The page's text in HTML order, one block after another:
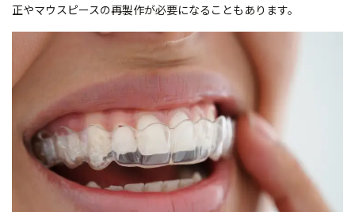
正やマウスピースの再製作が必要になることもあります。